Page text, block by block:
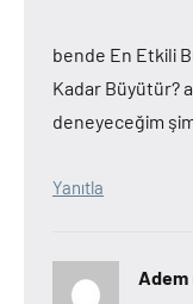
bende En Etkili
Kadar Büyütür?
deneyeceğim
Yanıtla
Adem